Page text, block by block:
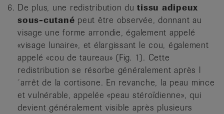
De plus, une redistribution dutissu adipeux
sous-cutané peut être observée, donnant au
visage une forme arrondie, également appelé
«visage lunaire», et élargissant le cou, également
appelé «cou de taureau» (Fig. 1). Cette
redistribution se résorbe généralement après l
´arrêt de la cortisone. En revanche, la peau mince
et vulnérable, appelée «peau stéroïdienne», qui
devient généralement visible après plusieurs